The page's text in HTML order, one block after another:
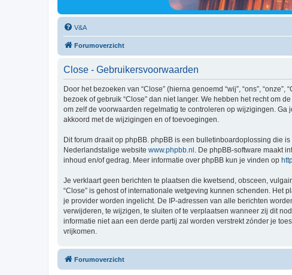
V&A
Forumoverzicht
Close - Gebruikersvoorwaarden
Door het bezoeken van “Close” (hierna genoemd “wij”, “ons”,
bezoek of gebruik “Close” dan niet langer. We hebben het recht om
om zelf de voorwaarden regelmatig te controleren op wijzigingen. Ga
akkoord met de wijzigingen en of toevoegingen.
Dit forum draait op phpBB. phpBB is een bulletinboardoplossing die is
Nederlandstalige website www.phpbb.nl . De phpBB-software maakt
inhoud en/of gedrag. Meer informatie over phpBB kun je vinden op
Je verklaart geen berichten te plaatsen die kwetsend, obsceen,
“Close” is gehost of internationale wetgeving kunnen schenden. Het
je provider worden ingelicht. De IP-adressen van alle berichten
verwijderen, te wijzigen, te sluiten of te verplaatsen wanneer zij dit
informatie niet aan een derde partij zal worden verstrekt zónder je
vrijkomen.
Forumoverzicht